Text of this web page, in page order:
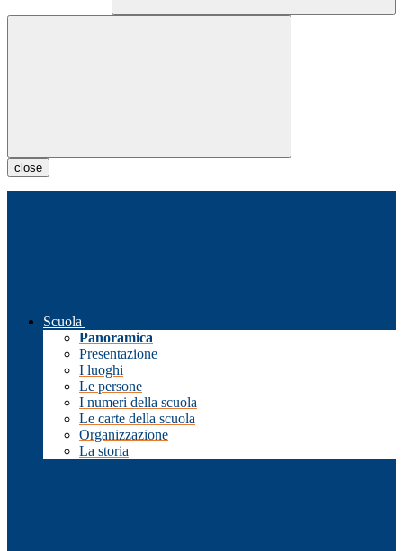
close
Scuola
Panoramica
Presentazione
I luoghi
Le persone
I numeri della scuola
Le carte della scuola
Organizzazione
La storia